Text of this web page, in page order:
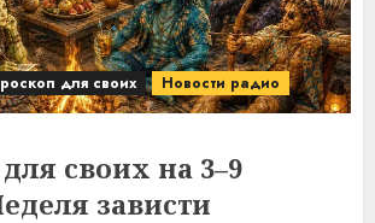
для своих Новости радио
своих на 3–9
зависти